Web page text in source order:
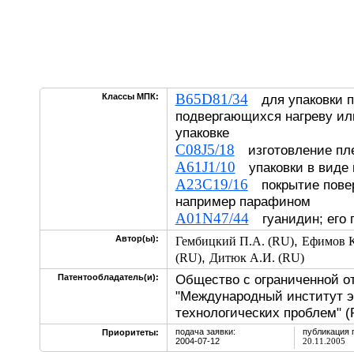
Классы МПК: B65D81/34для упаковки
подвергающихся нагреву
упаковке
C08J5/18 изготовление
A61J1/10 упаковки в виде
A23C19/16 покрытие
например парафином
A01N47/44гуанидин; его
Автор(ы): Гембицкий П.А. (RU), Ефимов
(RU), Дитюк А.И. (RU)
Патентообладатель(и):
Общество с ограниченной
"Международный институт
технологических проблем"
Приоритеты:
подача заявки:
2004-07-12
публикация
20.11.2005